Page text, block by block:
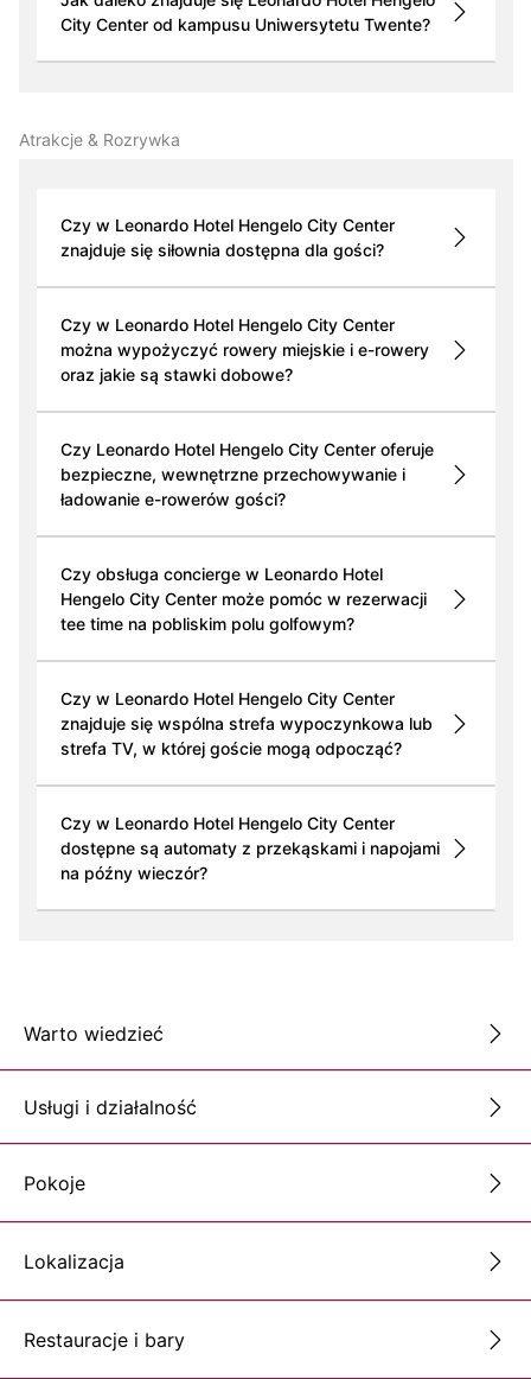
City Center od kampusu Uniwersytetu Twente?
Atrakcje & Rozrywka
Czy w Leonardo Hotel Hengelo City Center
znajduje się siłownia dostępna dla gości?
Czy w Leonardo Hotel Hengelo City Center
można wypożyczyć rowery miejskie i e-rowery
oraz jakie są stawki dobowe?
Czy Leonardo Hotel Hengelo City Center oferuje
bezpieczne, wewnętrzne przechowywanie i
ładowanie e-rowerów gości?
Czy obsługa concierge w Leonardo Hotel
Hengelo City Center może pomóc w rezerwacji
tee time na pobliskim polu golfowym?
Czy w Leonardo Hotel Hengelo City Center
znajduje się wspólna strefa wypoczynkowa lub
strefa TV, w której goście mogą odpocząć?
Czy w Leonardo Hotel Hengelo City Center
dostępne są automaty z przekąskami i napojami
na późny wieczór?
Warto wiedzieć
Usługi i działalność
Pokoje
Lokalizacja
Restauracje i bary